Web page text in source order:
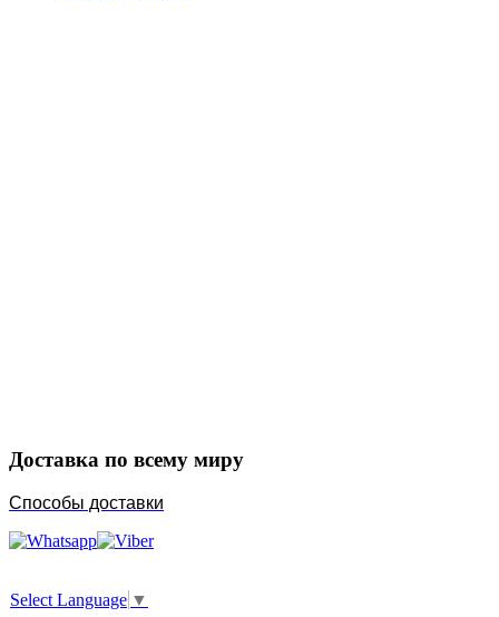
Доставка по всему миру
Способы доставки
Select Language ▼